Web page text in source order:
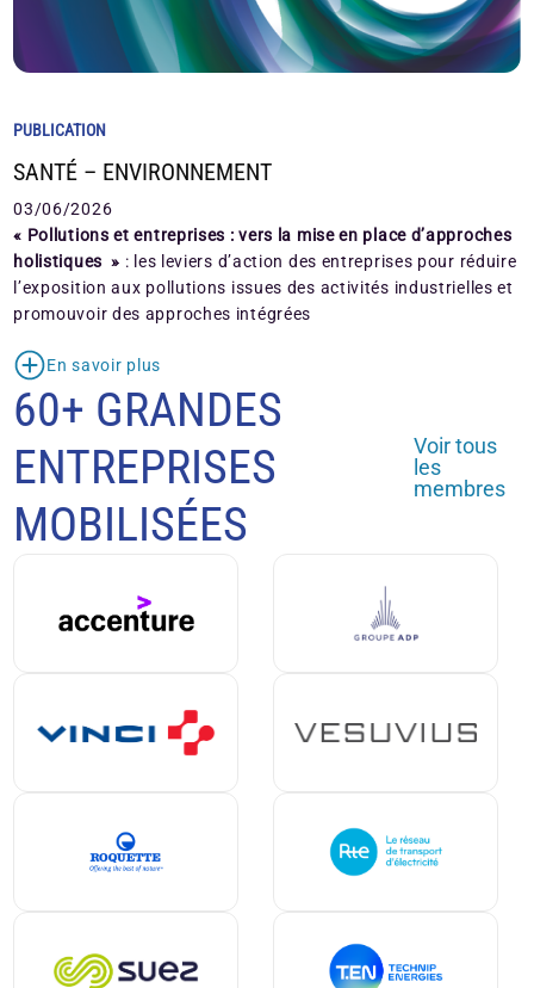
PUBLICATION
SANTÉ – ENVIRONNEMENT
03/06/2026
« Pollutions et entreprises : vers la mise en place d’approches
holistiques » : les leviers d’action des entreprises pour réduire
l’exposition aux pollutions issues des activités industrielles et
promouvoir des approches intégrées
En savoir plus
60+ GRANDES
ENTREPRISES
MOBILISÉES
Voir tous
les
membres